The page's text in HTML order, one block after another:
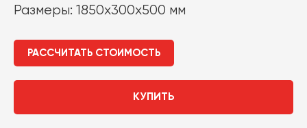
Размеры: 1850х300х500 мм
РАССЧИТАТЬ СТОИМОСТЬ
КУПИТЬ